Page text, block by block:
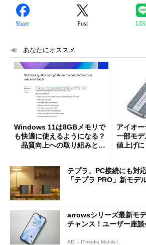
Share Post
あなたにオススメ
Windows 11は8GBメモリで
も快適に使えるようになる？
品質向上への取り組みと
アイオー
一部モ
値上げに
テプラ、PC接続にも対
「テプラ PRO」新モデ
arrowsシリーズ最新モ
チャンス！ユーザー座
AD（ ITmedia Mobile）